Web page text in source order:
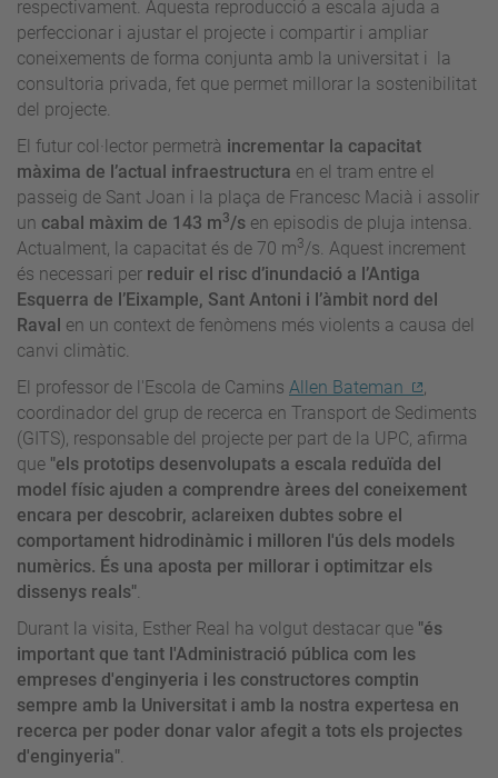
respectivament. Aquesta reproducció a escala ajuda a
perfeccionar i ajustar el projecte i compartir i ampliar
coneixements de forma conjunta amb la universitat i la
consultoria privada, fet que permet millorar la sostenibilitat
del projecte.
El futur col·lector permetrà incrementar la capacitat
màxima de l’actual infraestructura en el tram entre el
passeig de Sant Joan i la plaça de Francesc Macià i assolir
un cabal màxim de 143 m3/s en episodis de pluja intensa.
Actualment, la capacitat és de 70 m3/s. Aquest increment
és necessari per reduir el risc d’inundació a l’Antiga
Esquerra de l’Eixample, Sant Antoni i l’àmbit nord del
Raval en un context de fenòmens més violents a causa del
canvi climàtic.
El professor de l'Escola de Camins Allen Bateman
,
coordinador del grup de recerca en Transport de Sediments
(GITS), responsable del projecte per part de la UPC, afirma
que "els prototips desenvolupats a escala reduïda del
model físic ajuden a comprendre àrees del coneixement
encara per descobrir, aclareixen dubtes sobre el
comportament hidrodinàmic i milloren l'ús dels models
numèrics. És una aposta per millorar i optimitzar els
dissenys reals".
Durant la visita, Esther Real ha volgut destacar que "és
important que tant l'Administració pública com les
empreses d'enginyeria i les constructores comptin
sempre amb la Universitat i amb la nostra expertesa en
recerca per poder donar valor afegit a tots els projectes
d'enginyeria".